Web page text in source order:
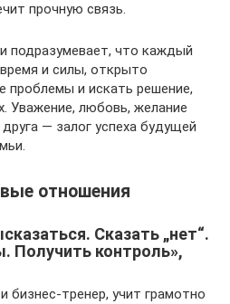
прочную связь.
подразумевает, что каждый
и силы, открыто
и искать решение,
Уважение, любовь, желание
— залог успеха будущей
отношения
Сказать „нет“.
Получить контроль»,
бизнес-тренер, учит грамотно